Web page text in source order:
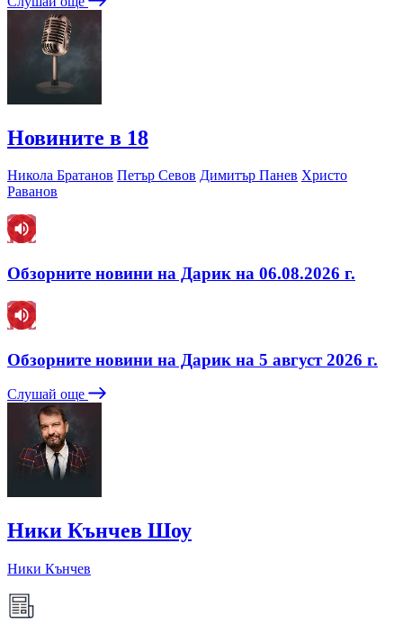
Новините в 18
Никола Братанов Петър Севов Димитър Панев Христо
Раванов
Обзорните новини на Дарик на 06.08.2026 г.
Обзорните новини на Дарик на 5 август 2026 г.
Слушай още
Ники Кънчев Шоу
Ники Кънчев